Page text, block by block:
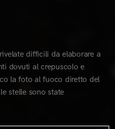
difficili da elaborare a
dovuti al crepuscolo e
la foto al fuoco diretto del
stelle sono state